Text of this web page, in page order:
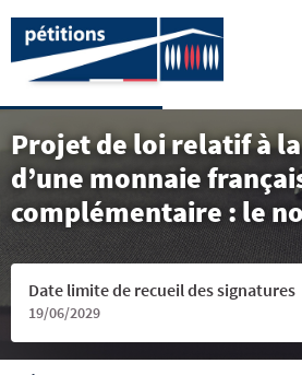
Projet de loi relatif à
d’une monnaie
complémentaire : le
Date limite de recueil des signatures
19/06/2029